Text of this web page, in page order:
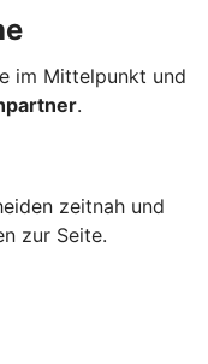
im Mittelpunkt und
.
zeitnah und
zur Seite.